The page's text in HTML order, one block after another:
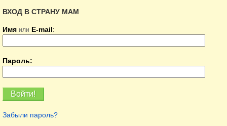
ВХОД В СТРАНУ МАМ
Имя или E-mail:
Пароль:
Забыли пароль?